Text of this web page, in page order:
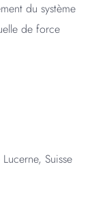
du système
de force
Suisse